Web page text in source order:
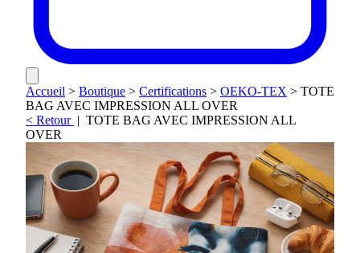
Accueil > Boutique > Certifications > OEKO-TEX > TOTE
BAG AVEC IMPRESSION ALL OVER
< Retour | TOTE BAG AVEC IMPRESSION ALL
OVER